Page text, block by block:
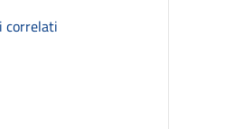
correlati